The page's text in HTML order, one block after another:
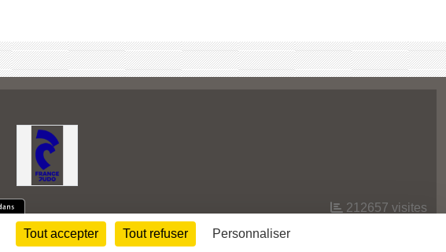
212657 visites
Tout accepter Tout refuser Personnaliser